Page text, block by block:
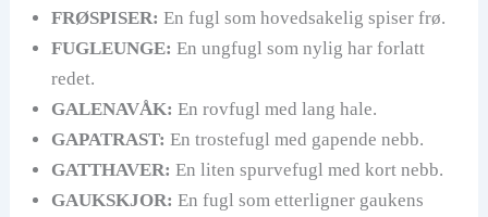
FRØSPISER: En fugl som hovedsakelig spiser frø.
FUGLEUNGE: En ungfugl som nylig har forlatt
redet.
GALENAVÅK: En rovfugl med lang hale.
GAPATRAST: En trostefugl med gapende nebb.
GATTHAVER: En liten spurvefugl med kort nebb.
GAUKSKJOR: En fugl som etterligner gaukens